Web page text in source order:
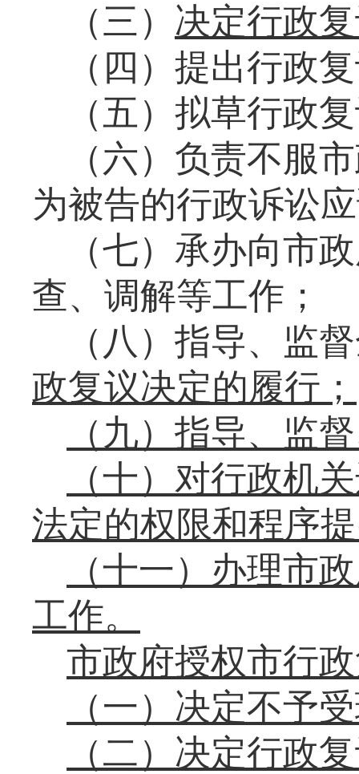
（三） 决定行政
（四） 提出行政
（五） 拟草行政
（六） 负责不服
为被告的行政诉讼
（七） 承办向市
查、调解等工作；
（八） 指导、监
政复议决定的履行；
（九）指导、监
（十） 对行政机
法定的权限和程序
（十一） 办理市
工作。
市政府授权市行
（一）决定不予
（二）决定行政